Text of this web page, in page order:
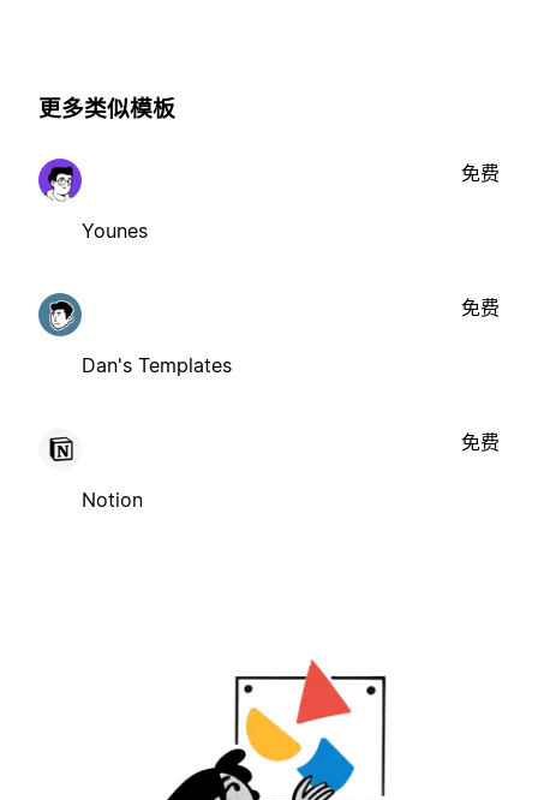
更多类似模板
Younes
免费
Dan's Templates
免费
Notion
免费